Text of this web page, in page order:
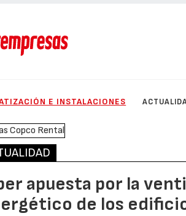
E INSTALACIONES
apuesta por la
de los